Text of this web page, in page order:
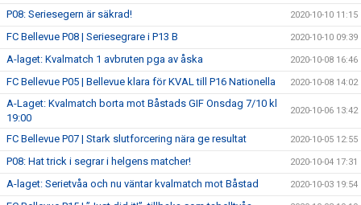
P08: Seriesegern är säkrad! 2020-10-10 11:15
FC Bellevue P08 | Seriesegrare i P13 B 2020-10-10 09:39
A-laget: Kvalmatch 1 avbruten pga av åska 2020-10-08 16:46
FC Bellevue P05 | Bellevue klara för KVAL till P16 Nationella 2020-10-08 14:02
A-Laget: Kvalmatch borta mot Båstads GIF Onsdag 7/10 kl
19:00
2020-10-06 13:42
FC Bellevue P07 | Stark slutforcering nära ge resultat 2020-10-05 12:55
P08: Hat trick i segrar i helgens matcher! 2020-10-04 17:31
A-laget: Serietvåa och nu väntar kvalmatch mot Båstad 2020-10-03 19:54